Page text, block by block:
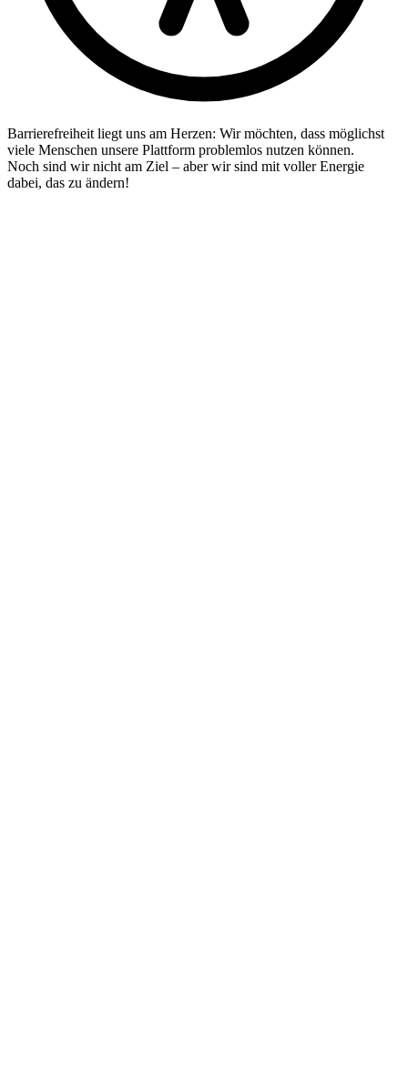
Barrierefreiheit liegt uns am Herzen: Wir möchten, dass möglichst
viele Menschen unsere Plattform problemlos nutzen können.
Noch sind wir nicht am Ziel – aber wir sind mit voller Energie
dabei, das zu ändern!